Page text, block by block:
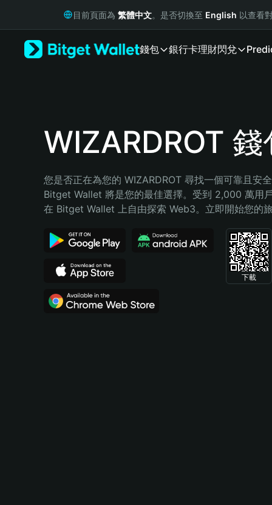
Русский
Bahasa Indonesia
Español (Argentina)
目前頁面為 繁體中文。是否切換至 English 以查看
錢包 銀行卡理財閃兌
WIZARDROT 錢
您是否正在為您的 WIZARDROT 尋找一個可靠且安
Bitget Wallet 將是您的最佳選擇。受到 2,000 萬用
在 Bitget Wallet 上自由探索 Web3。立即開始您的
下載